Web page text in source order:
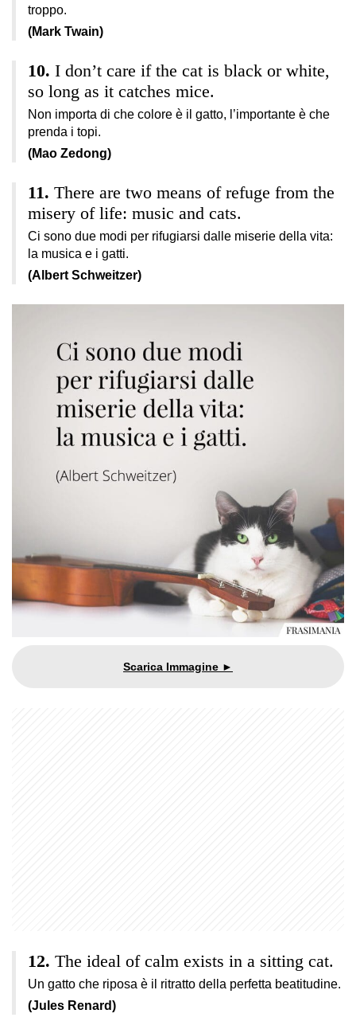
troppo.
(Mark Twain)
I don’t care if the cat is black or white,
so long as it catches mice.
Non importa di che colore è il gatto, l’importante è che
prenda i topi.
(Mao Zedong)
There are two means of refuge from the
misery of life: music and cats.
Ci sono due modi per rifugiarsi dalle miserie della vita:
la musica e i gatti.
(Albert Schweitzer)
The ideal of calm exists in a sitting cat.
Un gatto che riposa è il ritratto della perfetta beatitudine.
(Jules Renard)